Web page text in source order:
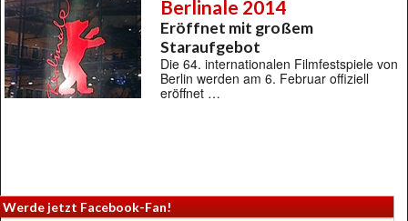
Berlinale 2014
Eröffnet mit großem
Staraufgebot
Die 64. internationalen Filmfestspiele von
Berlin werden am 6. Februar offiziell
eröffnet …
Werde jetzt Facebook-Fan!